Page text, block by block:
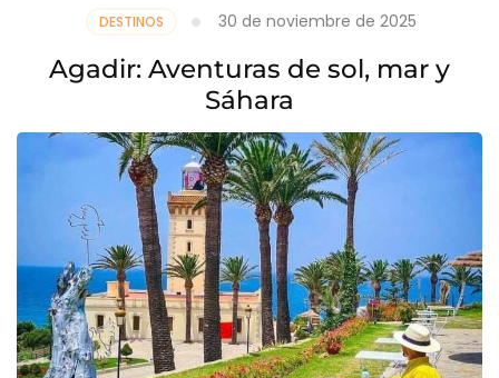
DESTINOS 30 de noviembre de 2025
Agadir: Aventuras de sol, mar y
Sáhara